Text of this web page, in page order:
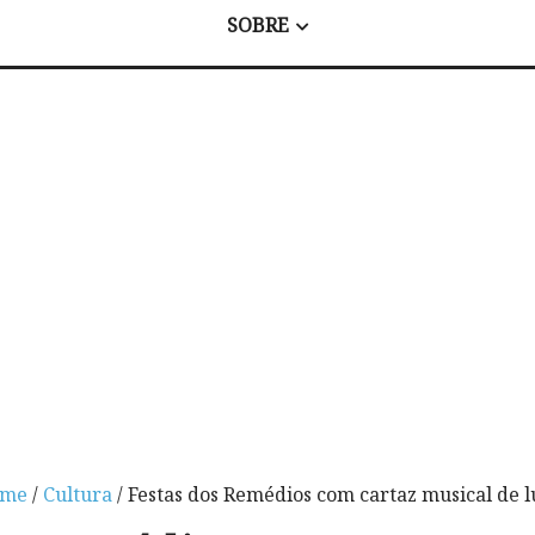
SOBRE
/ Cultura/ Festas dos Remédios com cartaz musical de